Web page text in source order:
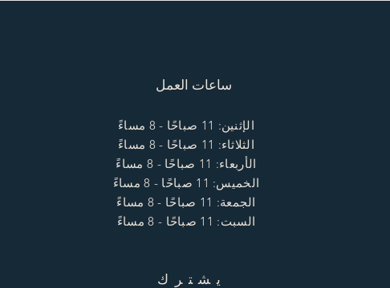
ساعات العمل
الإثنين: 11 صباحًا - 8 مساءً
الثلاثاء: 11 صباحًا - 8 مساءً
الأربعاء: 11 صباحًا - 8 مساءً
الخميس: 11 صباحًا - 8 مساءً
الجمعة: 11 صباحًا - 8 مساءً
السبت: 11 صباحًا - 8 مساءً
يشترك